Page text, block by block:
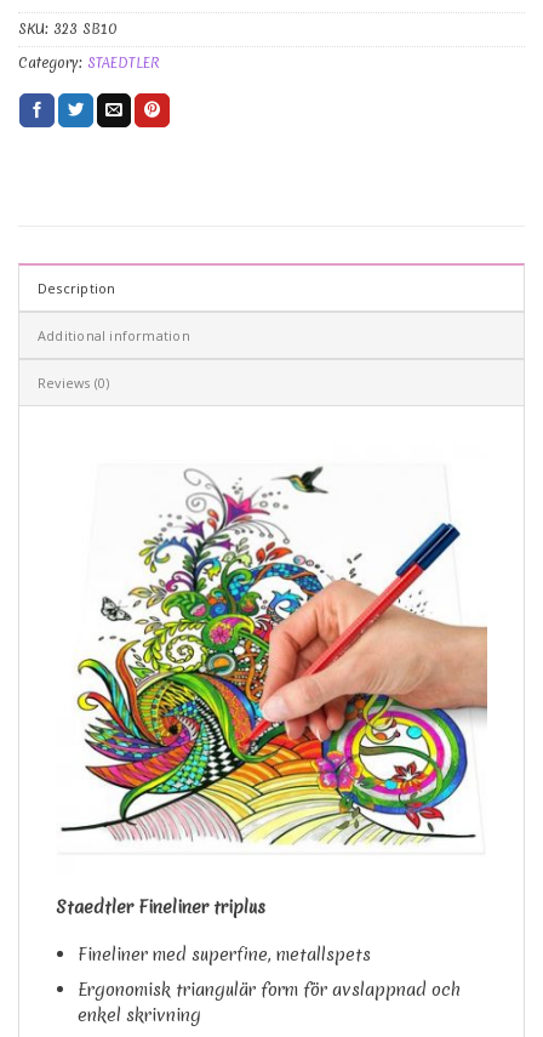
SKU: 323 SB10
Category: STAEDTLER
Description
Additional information
Reviews (0)
Staedtler Fineliner triplus
Fineliner med superfine, metallspets
Ergonomisk triangulär form för avslappnad och
enkel skrivning